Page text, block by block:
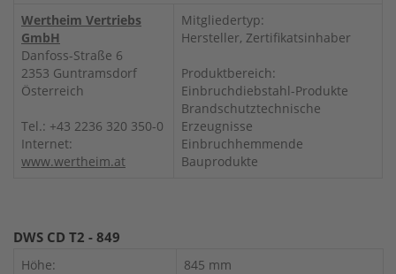
Wertheim Vertriebs
GmbH
Danfoss-Straße 6
2353 Guntramsdorf
Österreich
Tel.: +43 2236 320 350-0
Internet:
www.wertheim.at
Mitgliedertyp:
Hersteller, Zertifikatsinhaber
Produktbereich:
Einbruchdiebstahl-Produkte
Brandschutztechnische
Erzeugnisse
Einbruchhemmende
Bauprodukte
DWS CD T2 - 849
Höhe:
845 mm